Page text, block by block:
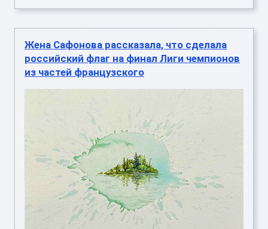
Жена Сафонова рассказала, что сделала
российский флаг на финал Лиги чемпионов
из частей французского